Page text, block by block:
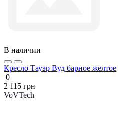
В наличии
Кресло Тауэр Вуд барное желтое
0
2 115 грн
VoVTech